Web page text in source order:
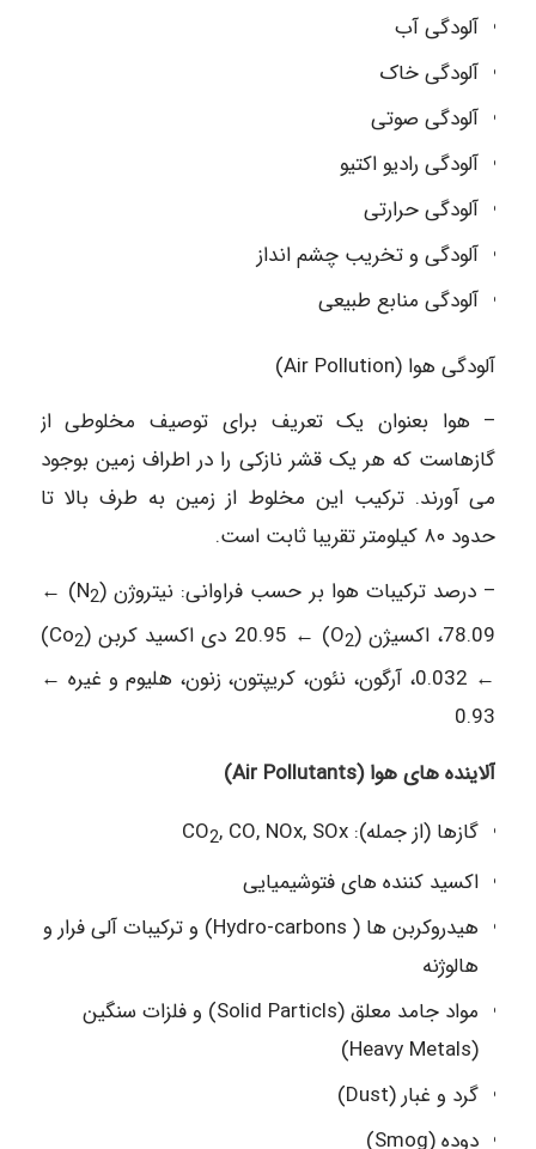
آلودگی آب
آلودگی خاک
آلودگی صوتی
آلودگی رادیو اکتیو
آلودگی حرارتی
آلودگی و تخریب چشم انداز
آلودگی منابع طبیعی
آلودگی هوا (Air Pollution)
– هوا بعنوان یک تعریف برای توصیف مخلوطی از
گازهاست که هر یک قشر نازکی را در اطراف زمین بوجود
می آورند. ترکیب این مخلوط از زمین به طرف بالا تا
حدود ۸۰ کیلومتر تقریبا ثابت است.
– درصد ترکیبات هوا بر حسب فراوانی: نیتروژن (N2
) ←
78.09، اکسیژن (O
2 ) ← 20.95 دی اکسید کربن (Co 2
)
← 0.032، آرگون، نئون، کریپتون، زنون، هلیوم و غیره ←
0.93
آلاینده های هوا (Air Pollutants)
گازها (از جمله): CO
2, CO, NOx, SOx
اکسید کننده های فتوشیمیایی
هیدروکربن ها ( Hydro-carbons) و ترکیبات آلی فرار و
هالوژنه
مواد جامد معلق (Solid Particls) و فلزات سنگین
(Heavy Metals)
گرد و غبار (Dust)
دوده (Smog)